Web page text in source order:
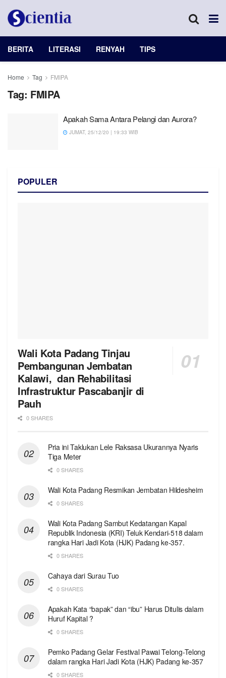
BERITA LITERASI RENYAH TIPS
Home Tag FMIPA
Tag: FMIPA
Apakah Sama Antara Pelangi dan Aurora?
JUMAT, 25/12/20 | 19:33 WIB
POPULER
Wali Kota Padang Tinjau
Pembangunan Jembatan
Kalawi, dan Rehabilitasi
Infrastruktur Pascabanjir di
Pauh
0 SHARES
Pria ini Taklukan Lele Raksasa Ukurannya Nyaris
Tiga Meter
0 SHARES
Wali Kota Padang Resmikan Jembatan Hildesheim
0 SHARES
Wali Kota Padang Sambut Kedatangan Kapal
Republik Indonesia (KRI) Teluk Kendari-518 dalam
rangka Hari Jadi Kota (HJK) Padang ke-357.
0 SHARES
Cahaya dari Surau Tuo
0 SHARES
Apakah Kata “bapak” dan “ibu” Harus Ditulis dalam
Huruf Kapital ?
0 SHARES
Pemko Padang Gelar Festival Pawai Telong-Telong
dalam rangka Hari Jadi Kota (HJK) Padang ke-357
0 SHARES